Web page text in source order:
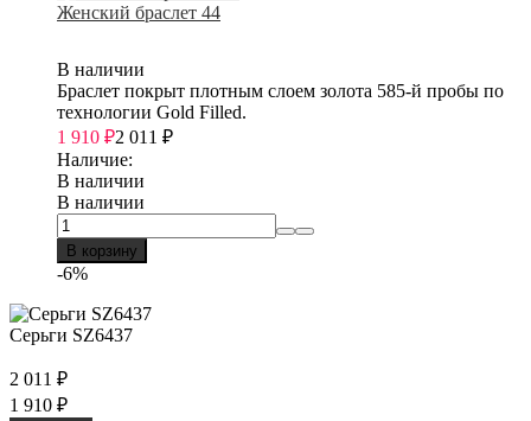
Женский браслет 44
В наличии
Браслет покрыт плотным слоем золота 585-й пробы по
технологии Gold Filled.
1 910 ₽2 011 ₽
Наличие:
В наличии
В наличии
В корзину
-6%
Серьги SZ6437
2 011 ₽
1 910 ₽